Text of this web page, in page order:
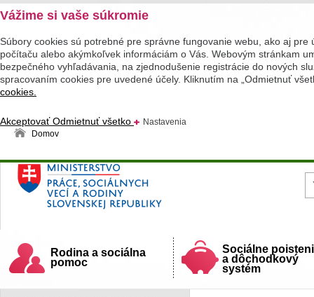
Vážime si vaše súkromie
Súbory cookies sú potrebné pre správne fungovanie webu, ako aj
počítaču alebo akýmkoľvek informáciám o Vás. Webovým stránkam
bezpečného vyhľadávania, na zjednodušenie registrácie do nových
spracovaním cookies pre uvedené účely. Kliknutím na „Odmietnuť
cookies.
AkceptovaťOdmietnuť všetko
Nastavenia
Domov
Ministerstvo práce, sociálnych vecí a rodiny
Slovenskej republiky
Rodina a sociálna
pomoc
Sociálne
a dôchodkový
systém